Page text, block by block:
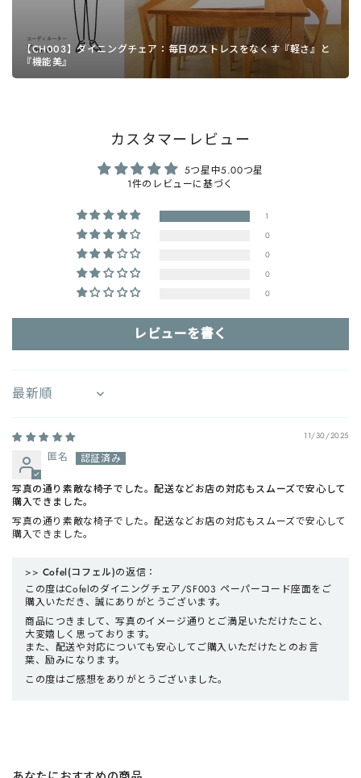
【CH003】ダイニングチェア：毎日のストレスをなくす『軽さ』と
『機能美』
カスタマーレビュー
5つ星中5.00つ星
1件のレビューに基づく
1
0
0
0
0
レビューを書く
SORT BY
11/30/2025
匿名
写真の通り素敵な椅子でした。配送などお店の対応もスムーズで安心して
購入できました。
写真の通り素敵な椅子でした。配送などお店の対応もスムーズで安心して
購入できました。
>> Cofel(コフェル)の返信：
この度はCofelのダイニングチェア/SF003 ペーパーコード座面をご
購入いただき、誠にありがとうございます。
商品につきまして、写真のイメージ通りとご満足いただけたこと、
大変嬉しく思っております。
また、配送や対応についても安心してご購入いただけたとのお言
葉、励みになります。
この度はご感想をありがとうございました。